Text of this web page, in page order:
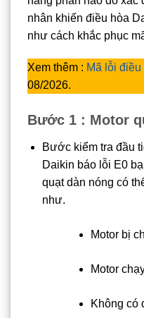
nhân khiến điều hòa
như cách khắc phục
Xem thêm : Mã lỗi
08/2026.
Bước 1 : Motor
Bước kiểm tra đầu
Daikin báo lỗi E0
quạt dàn nóng có
như.
Motor bị
Motor
Không có